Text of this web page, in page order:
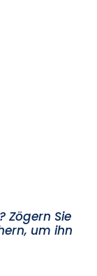
Zögern Sie
um ihn